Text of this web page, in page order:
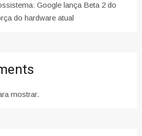
Google lança Beta 2 do
do hardware atual
mostrar.